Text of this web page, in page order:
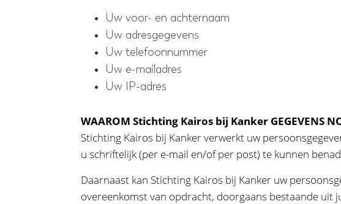
Uw voor- en achternaam
Uw adresgegevens
Uw telefoonnummer
Uw e-mailadres
Uw IP-adres
WAAROM Stichting Kairos bij Kanker GEGEVENS
Stichting Kairos bij Kanker verwerkt uw
u schriftelijk (per e-mail en/of per post) te kunnen
Daarnaast kan Stichting Kairos bij Kanker uw
overeenkomst van opdracht, doorgaans bestaande uit